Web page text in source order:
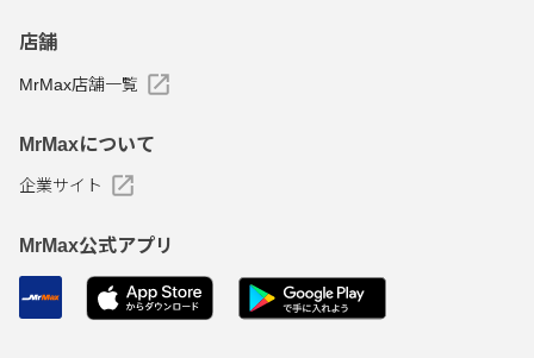
店舗
MrMax店舗一覧
MrMaxについて
企業サイト
MrMax公式アプリ